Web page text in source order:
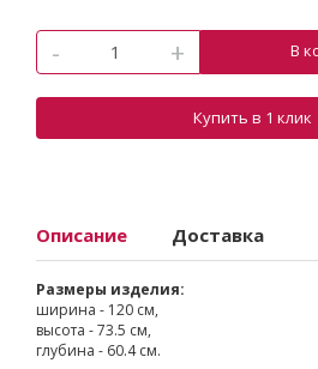
- + В
Купить в 1 клик
Описание Доставка
Размеры изделия:
ширина - 120 см,
высота - 73.5 см,
глубина - 60.4 см.